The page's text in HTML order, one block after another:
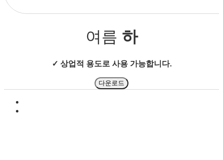
여름 하
✓ 상업적 용도로 사용 가능합니다.
다운로드